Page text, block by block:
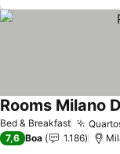
Bed & Breakfast
Rooms Milano
7,6 Boa 1.186